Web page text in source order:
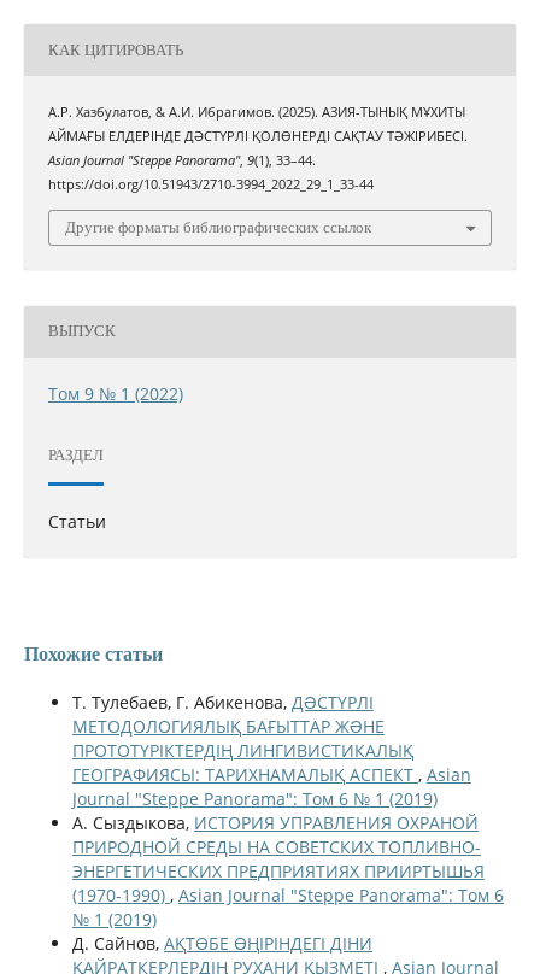
КАК ЦИТИРОВАТЬ
А.Р. Хазбулатов, & А.И. Ибрагимов. (2025). АЗИЯ-ТЫНЫҚ МҰХИТЫ
АЙМАҒЫ ЕЛДЕРІНДЕ ДӘСТҮРЛІ ҚОЛӨНЕРДІ САҚТАУ ТӘЖІРИБЕСІ.
Asian Journal "Steppe Panorama", 9(1), 33–44.
https://doi.org/10.51943/2710-3994_2022_29_1_33-44
Другие форматы библиографических ссылок
ВЫПУСК
Том 9 № 1 (2022)
РАЗДЕЛ
Статьи
Похожие статьи
Т. Тулебаев, Г. Абикенова, ДƏСТҮРЛІ
МЕТОДОЛОГИЯЛЫҚ БАҒЫТТАР ЖƏНЕ
ПРОТОТҮРІКТЕРДІҢ ЛИНГИВИСТИКАЛЫҚ
ГЕОГРАФИЯСЫ: ТАРИХНАМАЛЫҚ АСПЕКТ , Asian
Journal "Steppe Panorama": Том 6 № 1 (2019)
А. Сыздыкова, ИСТОРИЯ УПРАВЛЕНИЯ ОХРАНОЙ
ПРИРОДНОЙ СРЕДЫ НА СОВЕТСКИХ ТОПЛИВНО-
ЭНЕРГЕТИЧЕСКИХ ПРЕДПРИЯТИЯХ ПРИИРТЫШЬЯ
(1970-1990) , Asian Journal "Steppe Panorama": Том 6
№ 1 (2019)
Д. Сайнов, АҚТӨБЕ ӨҢІРІНДЕГІ ДІНИ
ҚАЙРАТКЕРЛЕРДІҢ РУХАНИ ҚЫЗМЕТІ , Asian Journal